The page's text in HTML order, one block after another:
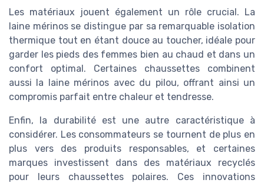
Les matériaux jouent également un rôle crucial. La
laine mérinos se distingue par sa remarquable isolation
thermique tout en étant douce au toucher, idéale pour
garder les pieds des femmes bien au chaud et dans un
confort optimal. Certaines chaussettes combinent
aussi la laine mérinos avec du pilou, offrant ainsi un
compromis parfait entre chaleur et tendresse.
Enfin, la durabilité est une autre caractéristique à
considérer. Les consommateurs se tournent de plus en
plus vers des produits responsables, et certaines
marques investissent dans des matériaux recyclés
pour leurs chaussettes polaires. Ces innovations